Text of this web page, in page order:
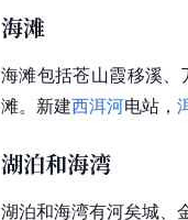
海滩
海滩包括苍山霞移溪
滩。新建西洱河电站，
湖泊和海湾
湖泊和海湾有河矣城、